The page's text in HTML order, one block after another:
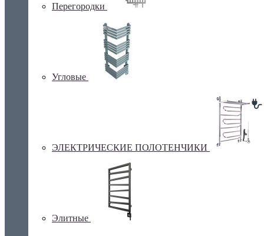
Перегородки
Угловые
ЭЛЕКТРИЧЕСКИЕ ПОЛОТЕНЧИКИ
Элитные